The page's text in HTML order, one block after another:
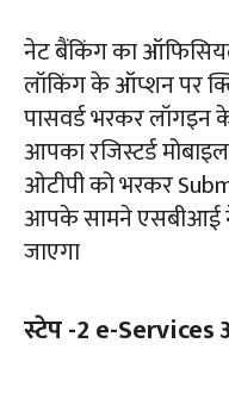
नेट बैंकिंग का
लॉकिंग के ऑप्शन पर
पासवर्ड भरकर
आपका रजिस्टर्ड
ओटीपी को भरकर
आपके सामने एसबीआई
जाएगा
स्टेप -2 e-